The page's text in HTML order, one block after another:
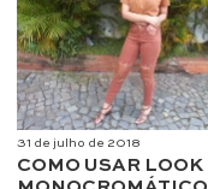
31 de julho de 2018
COMO USAR LOOK